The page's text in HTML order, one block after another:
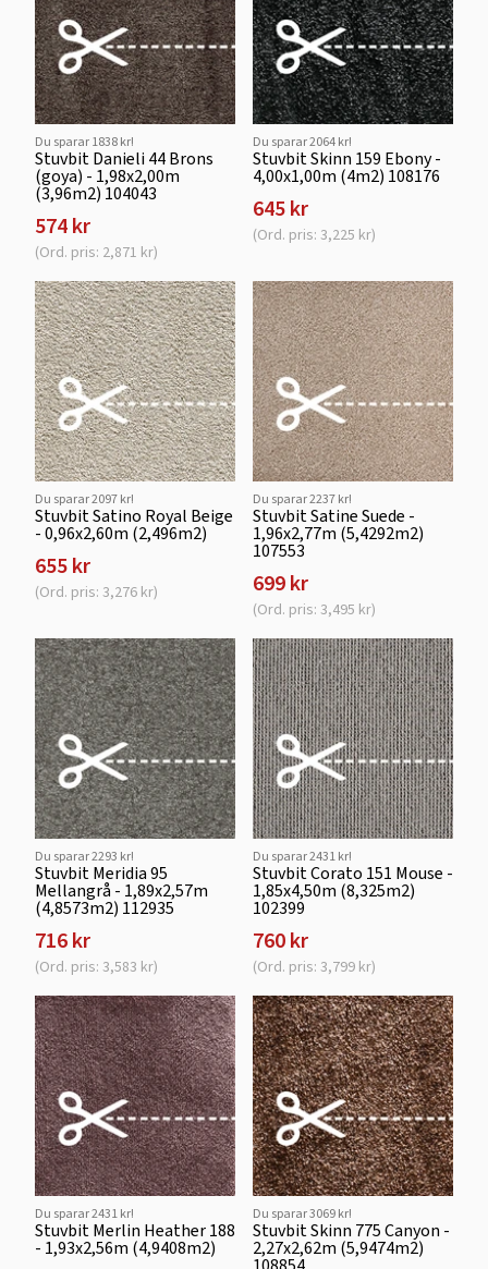
Du sparar 1838 kr!
Stuvbit Danieli 44 Brons
(goya) - 1,98x2,00m
(3,96m2) 104043
574 kr
(Ord. pris: 2,871 kr)
Du sparar 2064 kr!
Stuvbit Skinn 159 Ebony -
4,00x1,00m (4m2) 108176
645 kr
(Ord. pris: 3,225 kr)
Du sparar 2097 kr!
Stuvbit Satino Royal Beige
- 0,96x2,60m (2,496m2)
655 kr
(Ord. pris: 3,276 kr)
Du sparar 2237 kr!
Stuvbit Satine Suede -
1,96x2,77m (5,4292m2)
107553
699 kr
(Ord. pris: 3,495 kr)
Du sparar 2293 kr!
Stuvbit Meridia 95
Mellangrå - 1,89x2,57m
(4,8573m2) 112935
716 kr
(Ord. pris: 3,583 kr)
Du sparar 2431 kr!
Stuvbit Corato 151 Mouse -
1,85x4,50m (8,325m2)
102399
760 kr
(Ord. pris: 3,799 kr)
Du sparar 2431 kr!
Stuvbit Merlin Heather 188
- 1,93x2,56m (4,9408m2)
Du sparar 3069 kr!
Stuvbit Skinn 775 Canyon -
2,27x2,62m (5,9474m2)